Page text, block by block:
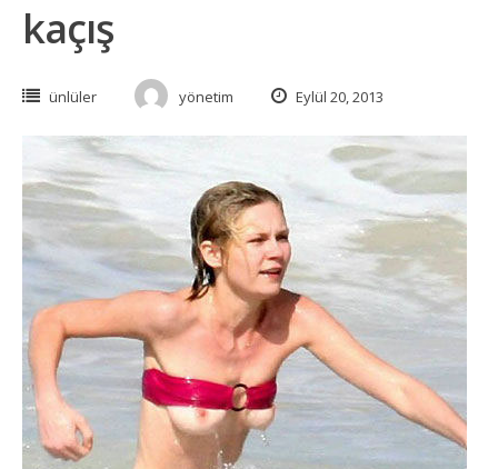
kaçış
ünlüler yönetim Eylül 20, 2013